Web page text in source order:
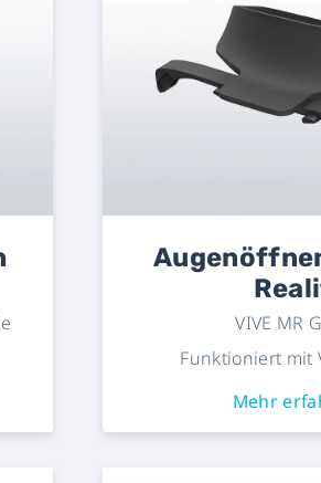
VIVE MR
Funktioniert mit
Mehr